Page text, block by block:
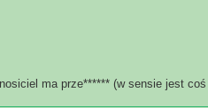
ma prze****** (w sensie jest coś